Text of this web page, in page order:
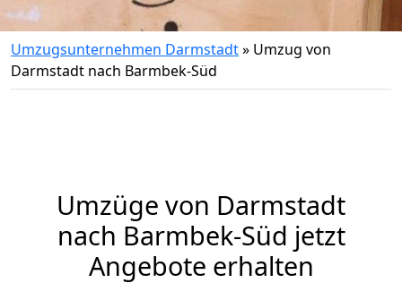
Umzugsunternehmen Darmstadt» Umzug von
Darmstadt nach Barmbek-Süd
Umzüge von Darmstadt
nach Barmbek-Süd jetzt
Angebote erhalten